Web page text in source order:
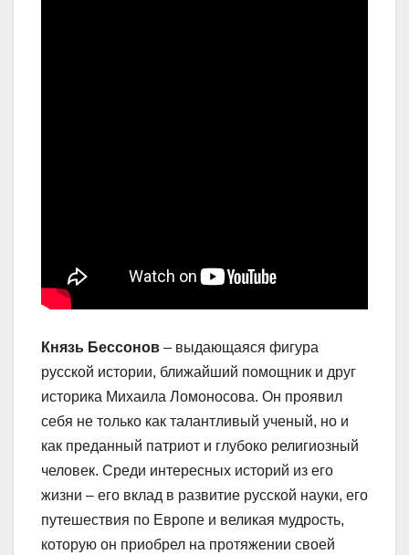
Князь Бессонов – выдающаяся фигура
русской истории, ближайший помощник и друг
историка Михаила Ломоносова. Он проявил
себя не только как талантливый ученый, но и
как преданный патриот и глубоко религиозный
человек. Среди интересных историй из его
жизни – его вклад в развитие русской науки, его
путешествия по Европе и великая мудрость,
которую он приобрел на протяжении своей